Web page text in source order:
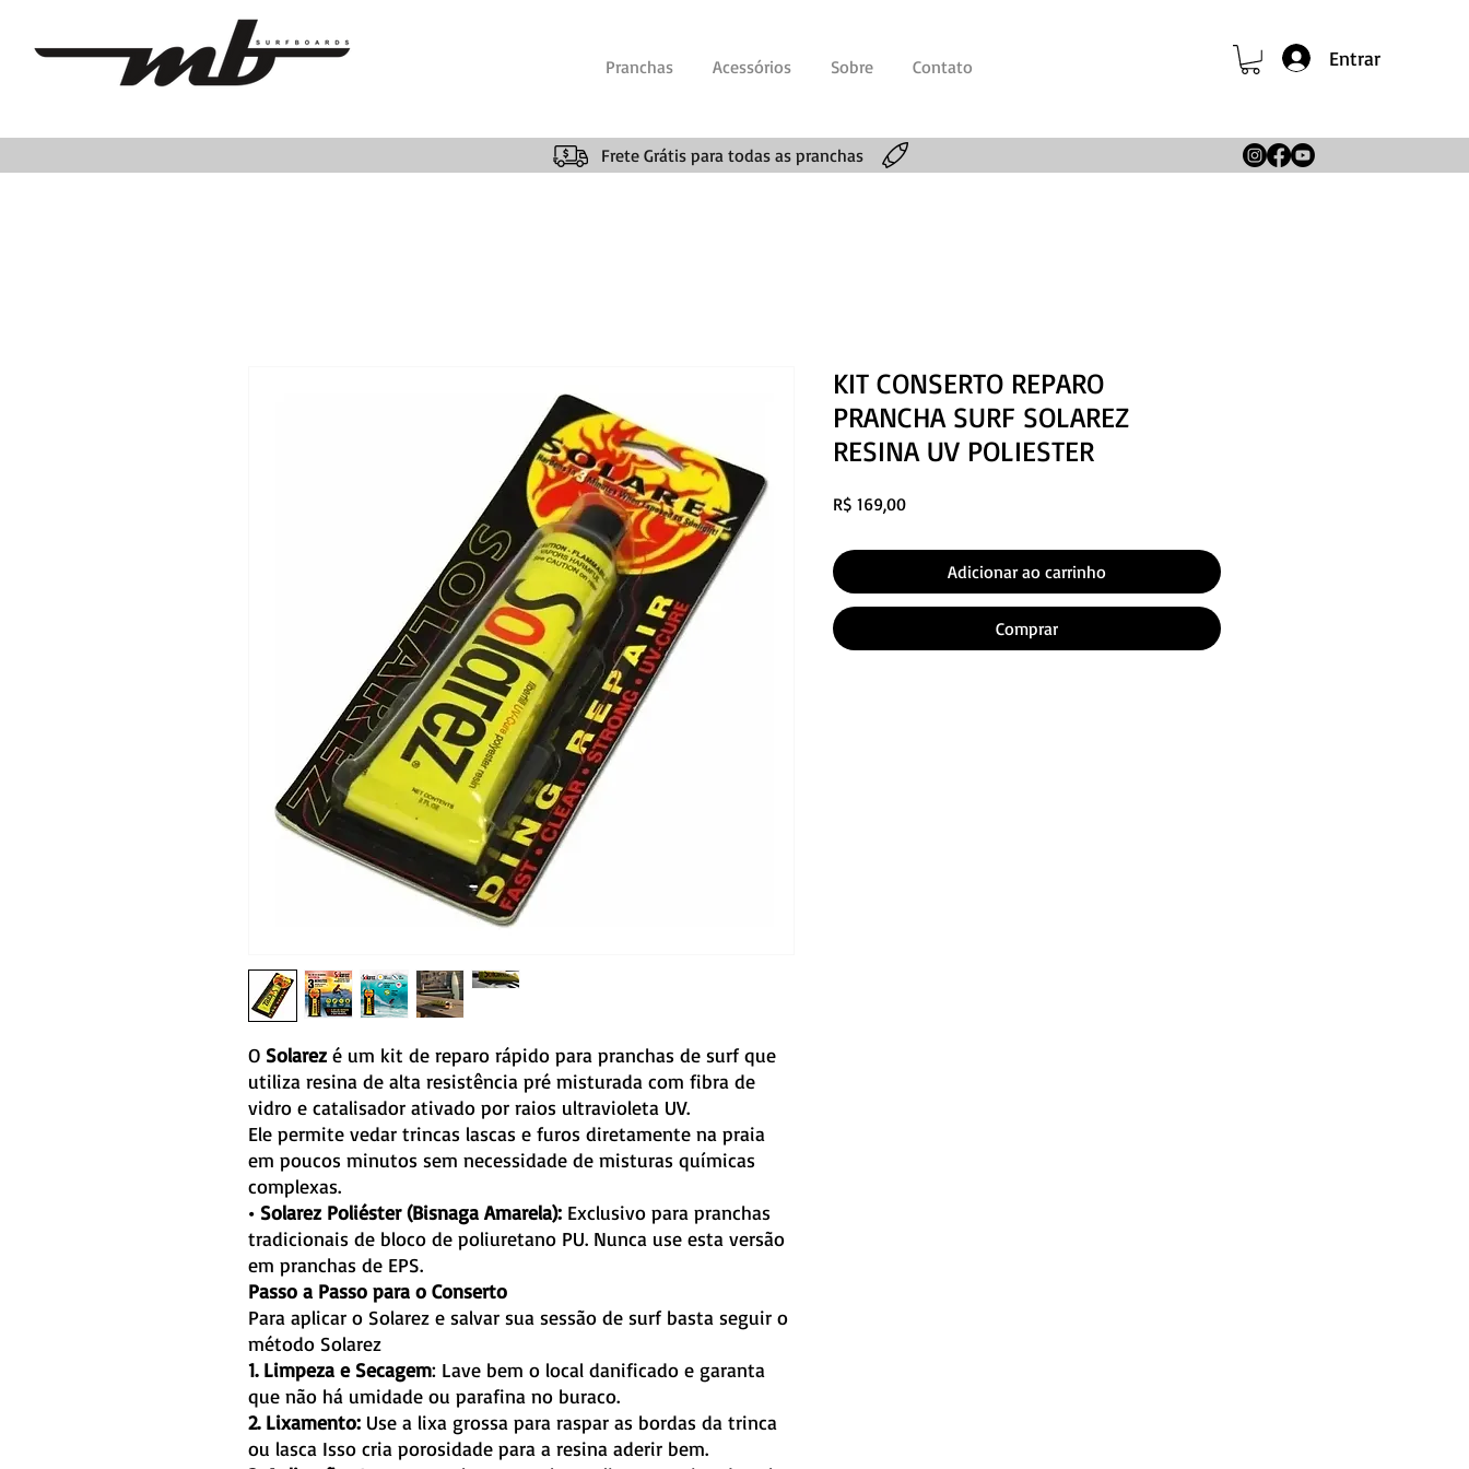
Pranchas Acessórios Sobre Contato Entrar
Frete Grátis para todas as pranchas
O Solarez é um kit de reparo rápido para pranchas de surf que
utiliza resina de alta resistência pré misturada com fibra de
vidro e catalisador ativado por raios ultravioleta UV.
Ele permite vedar trincas lascas e furos diretamente na praia
em poucos minutos sem necessidade de misturas químicas
complexas.
• Solarez Poliéster (Bisnaga Amarela): Exclusivo para pranchas
tradicionais de bloco de poliuretano PU. Nunca use esta versão
em pranchas de EPS.
Passo a Passo para o Conserto
Para aplicar o Solarez e salvar sua sessão de surf basta seguir o
método Solarez
1. Limpeza e Secagem: Lave bem o local danificado e garanta
que não há umidade ou parafina no buraco.
2. Lixamento: Use a lixa grossa para raspar as bordas da trinca
ou lasca Isso cria porosidade para a resina aderir bem.
KIT CONSERTO REPARO
PRANCHA SURF SOLAREZ
RESINA UV POLIESTER
R$ 169,00Preço
Adicionar ao carrinho
Comprar